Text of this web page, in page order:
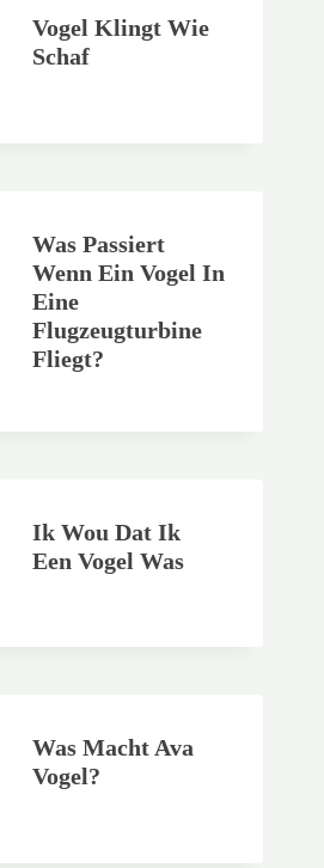
Vogel Klingt Wie
Schaf
Was Passiert
Wenn Ein Vogel In
Eine
Flugzeugturbine
Fliegt?
Ik Wou Dat Ik
Een Vogel Was
Was Macht Ava
Vogel?